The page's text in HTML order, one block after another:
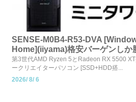
SENSE-M0B4-R53-DVA
Home](iiyama)格安バーゲンしか
第3世代AMD Ryzen 5とRadeon RX 5500
ークリエイターパソコン [SSD+HDD搭...
2026/ 8/ 6